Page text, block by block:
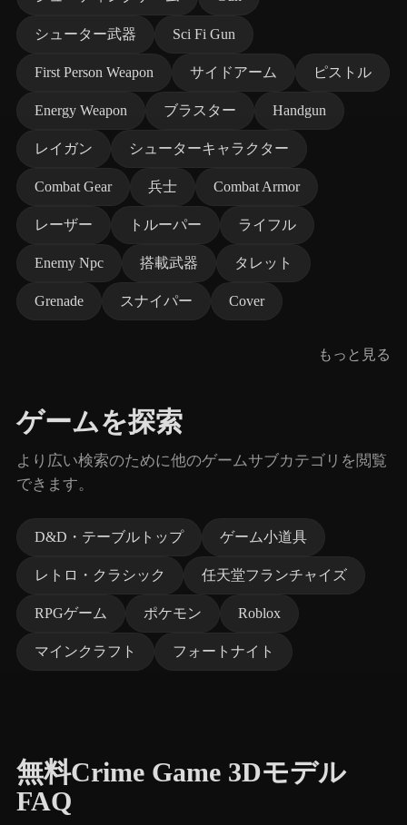
シューター武器 Sci Fi Gun
First Person Weapon サイドアーム ピストル
Energy Weapon ブラスター Handgun
レイガン シューターキャラクター
Combat Gear 兵士 Combat Armor
レーザー トルーパー ライフル
Enemy Npc 搭載武器 タレット
Grenade スナイパー Cover
もっと見る
ゲームを探索
より広い検索のために他のゲームサブカテゴリを閲覧
できます。
D&D・テーブルトップ ゲーム小道具
レトロ・クラシック 任天堂フランチャイズ
RPGゲーム ポケモン Roblox
マインクラフト フォートナイト
無料Crime Game 3Dモデル
FAQ